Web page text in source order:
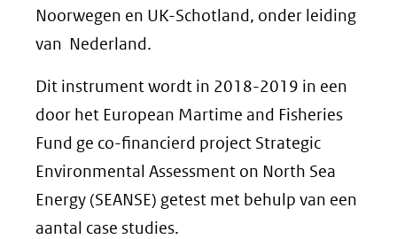
Noorwegen en UK-Schotland, onder leiding
van Nederland.
Dit instrument wordt in 2018-2019 in een
door het European Martime and Fisheries
Fund ge co-financierd project Strategic
Environmental Assessment on North Sea
Energy (SEANSE) getest met behulp van een
aantal case studies.